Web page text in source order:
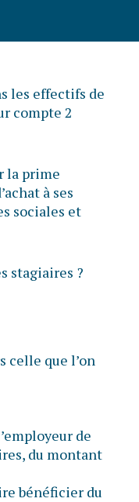
les effectifs de
compte 2
la prime
à ses
sociales et
stagiaires ?
celle que l’on
de
du montant
bénéficier du